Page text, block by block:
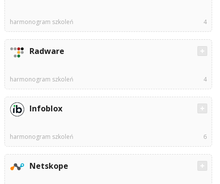
harmonogram szkoleń 4
Radware
harmonogram szkoleń 4
Infoblox
harmonogram szkoleń 6
Netskope